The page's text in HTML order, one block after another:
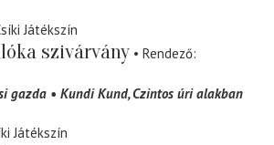
Játékszín
szivárvány
Rendező
gazda Kundi Kund Czintos úri alakban
Játékszín